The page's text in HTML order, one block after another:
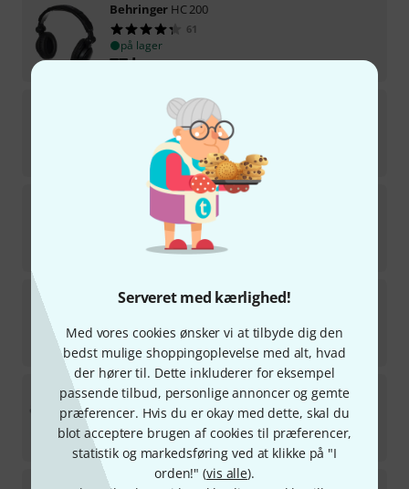
Serveret med kærlighed!
Med vores cookies ønsker vi at tilbyde dig den
bedst mulige shoppingoplevelse med alt, hvad
der hører til. Dette inkluderer for eksempel
passende tilbud, personlige annoncer og gemte
præferencer. Hvis du er okay med dette, skal du
blot acceptere brugen af cookies til præferencer,
statistik og markedsføring ved at klikke på "I
orden!" (vis alle).
Behringer HC 200
61
på lager
77kr
M-10
på lager
kr
RH-200
14
kr
ReloopRHP-15
på lager
515kr
OneOdio Fusion A70 Silver-Brown
på lager
333 kr
Audio-Technica ATH-PRO5 X WH